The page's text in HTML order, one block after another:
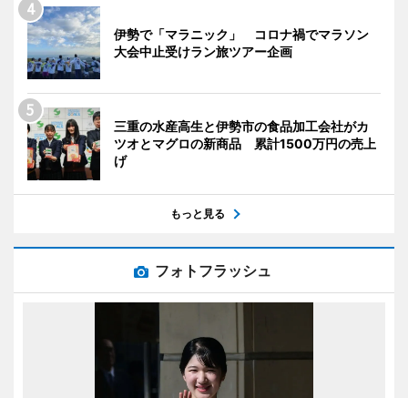
伊勢で「マラニック」 コロナ禍でマラソン
大会中止受けラン旅ツアー企画
三重の水産高生と伊勢市の食品加工会社がカ
ツオとマグロの新商品 累計1500万円の売上
げ
もっと見る
フォトフラッシュ